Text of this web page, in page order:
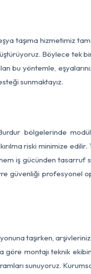
taşıma hizmetimiz
Böylece tek bir
bu yöntemle,
sunmaktayız.
bölgelerinde
riski minimize edilir.
iş gücünden tasarruf
güvenliği profesyonel
taşırken,
göre montajı teknik
sunuyoruz. Kurumsal